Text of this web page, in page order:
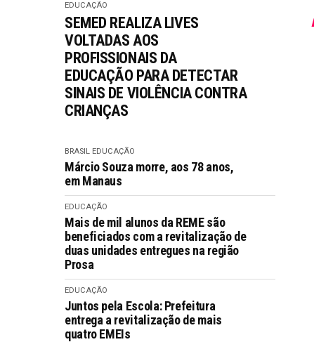
EDUCAÇÃO
SEMED REALIZA LIVES
VOLTADAS AOS
PROFISSIONAIS DA
EDUCAÇÃO PARA DETECTAR
SINAIS DE VIOLÊNCIA CONTRA
CRIANÇAS
BRASIL EDUCAÇÃO
Márcio Souza morre, aos 78 anos,
em Manaus
EDUCAÇÃO
Mais de mil alunos da REME são
beneficiados com a revitalização de
duas unidades entregues na região
Prosa
EDUCAÇÃO
Juntos pela Escola: Prefeitura
entrega a revitalização de mais
quatro EMEIs